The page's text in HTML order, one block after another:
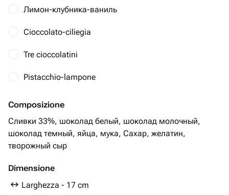
Лимон-клубника-ваниль
Cioccolato-ciliegia
Tre cioccolatini
Pistacchio-lampone
Composizione
Сливки 33%, шоколад белый, шоколад молочный,
шоколад темный, яйца, мука, Сахар, желатин,
творожный сыр
Dimensione
Larghezza - 17 cm